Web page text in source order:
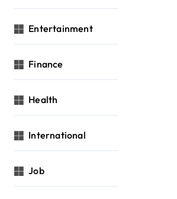
Entertainment
Finance
Health
International
Job